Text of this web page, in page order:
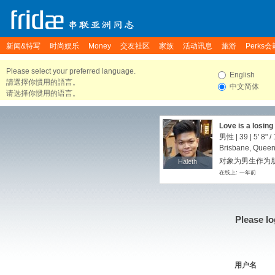
新闻&特写 时尚娱乐 Money 交友社区 家族 活动讯息 旅游 Perks会
Please select your preferred language.
請選擇你慣用的語言。
请选择你惯用的语言。
English
中文简体
Haleth
Haleth
Love is a losing
男性 | 39 | 5' 8" /
Brisbane,
对象为男生作为
在线上: 一年前
Please
用户名